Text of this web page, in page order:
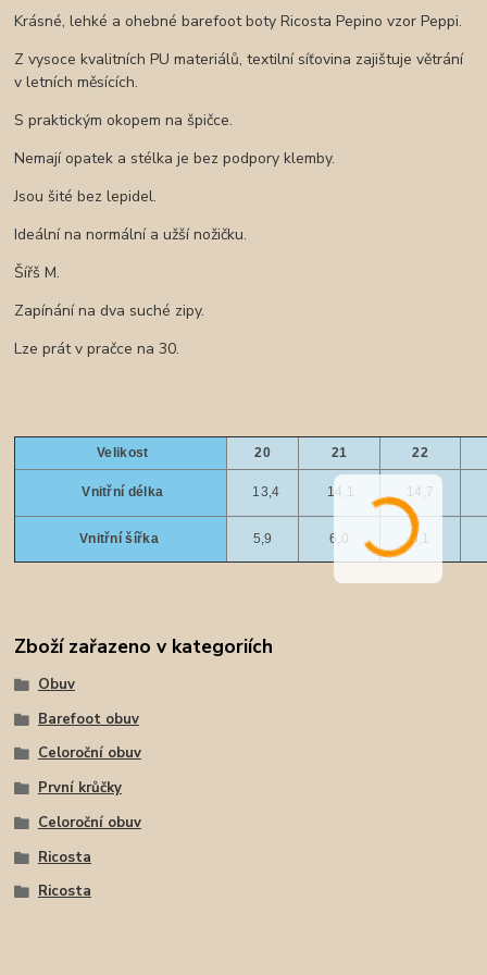
Krásné, lehké a ohebné barefoot boty Ricosta Pepino vzor Peppi.
Z vysoce kvalitních PU materiálů, textilní síťovina zajištuje větrání
v letních měsících.
S praktickým okopem na špičce.
Nemají opatek a stélka je bez podpory klemby.
Jsou šité bez lepidel.
Ideální na normální a užší nožičku.
Šířš M.
Zapínání na dva suché zipy.
Lze prát v pračce na 30.
Velikost 20 21 22
Vnitřní délka 13,4 14,1 14,7
Vnitřní šířka 5,9 6,0 6,1
Zboží zařazeno v kategoriích
Obuv
Barefoot obuv
Celoroční obuv
První krůčky
Celoroční obuv
Ricosta
Ricosta